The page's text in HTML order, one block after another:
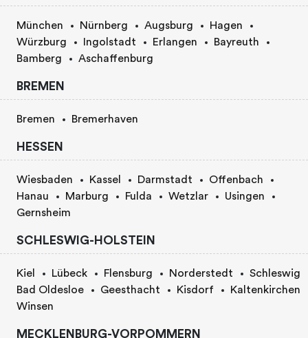
München Nürnberg Augsburg
Hagen
Würzburg
Ingolstadt Erlangen
Bayreuth
Bamberg
Aschaffenburg
BREMEN
Bremen Bremerhaven
HESSEN
Wiesbaden Kassel Darmstadt
Offenbach
Hanau
Marburg Fulda Wetzlar
Usingen
Gernsheim
SCHLESWIG-HOLSTEIN
Kiel Lübeck Flensburg Norderstedt
Schleswig
Bad Oldesloe
Geesthacht Kisdorf
Kaltenkirchen
Winsen
MECKLENBURG-VORPOMMERN